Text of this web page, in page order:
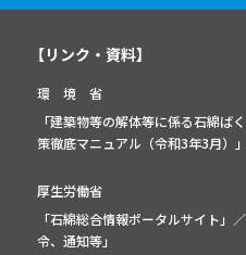
【リンク・資料】
環 境 省
「建築物等の解体等に係る石綿ば
策徹底マニュアル（令和3年3月）」
厚生労働省
「石綿総合情報ポータルサイト」 ／
令、通知等」